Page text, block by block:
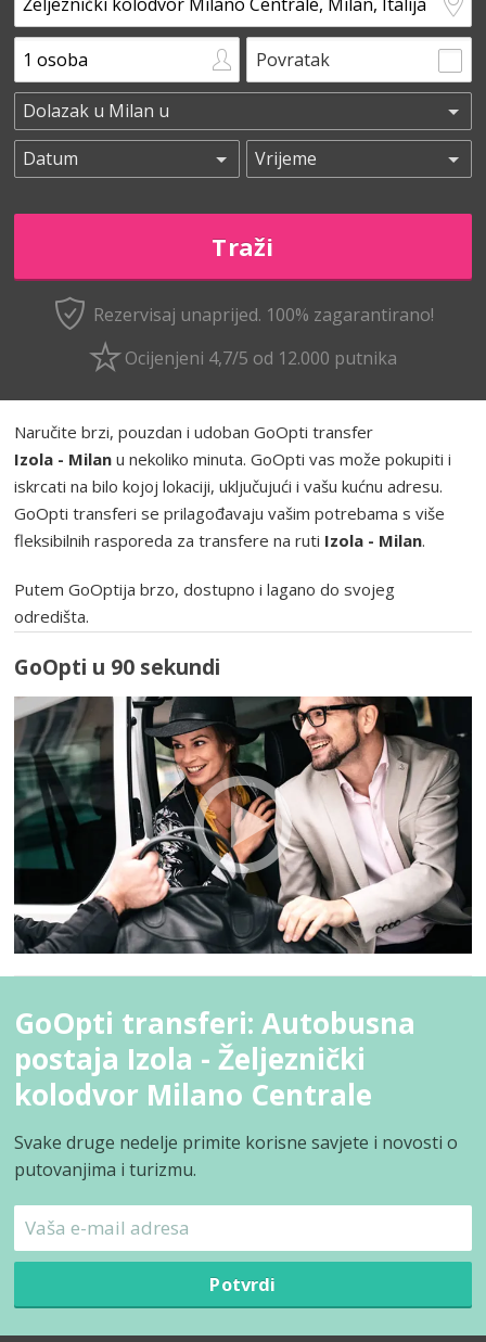
Povratak
Rezervisaj unaprijed. 100% zagarantirano!
Ocijenjeni 4,7/5 od 12.000 putnika
Naručite brzi, pouzdan i udoban GoOpti transfer
Izola - Milan u nekoliko minuta. GoOpti vas može pokupiti i
iskrcati na bilo kojoj lokaciji, uključujući i vašu kućnu adresu.
GoOpti transferi se prilagođavaju vašim potrebama s više
fleksibilnih rasporeda za transfere na ruti Izola - Milan.
Putem GoOptija brzo, dostupno i lagano do svojeg
odredišta.
GoOpti u 90 sekundi
GoOpti transferi: Autobusna
postaja Izola - Željeznički
kolodvor Milano Centrale
Svake druge nedelje primite korisne savjete i novosti o
putovanjima i turizmu.
Potvrdi